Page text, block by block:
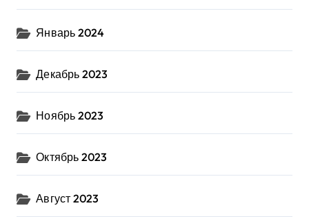
Январь 2024
Декабрь 2023
Ноябрь 2023
Октябрь 2023
Август 2023